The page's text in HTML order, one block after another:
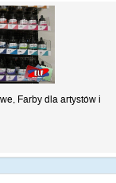
Farby dla artystów i